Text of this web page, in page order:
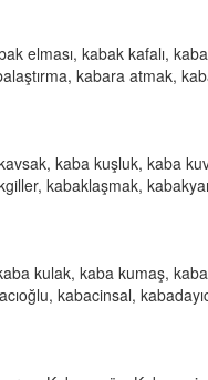
elması, kabak kafalı,
kabara atmak,
kaba kuşluk, kaba
kabaklaşmak,
kulak, kaba kumaş,
kabacinsal,